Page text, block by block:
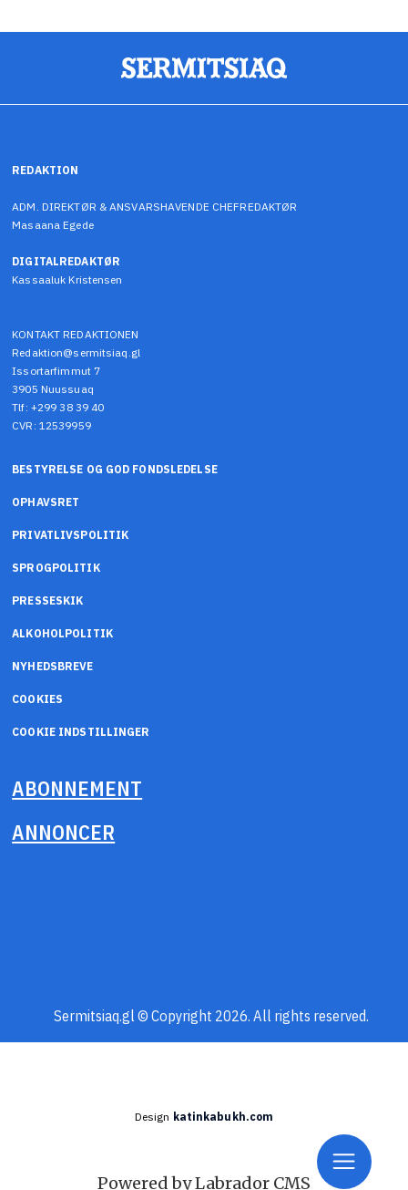
REDAKTION
ADM. DIREKTØR & ANSVARSHAVENDE CHEFREDAKTØR
Masaana Egede
DIGITALREDAKTØR
Kassaaluk Kristensen
KONTAKT REDAKTIONEN
Redaktion@sermitsiaq.gl
Issortarfimmut 7
3905 Nuussuaq
Tlf: +299 38 39 40
CVR: 12539959
BESTYRELSE OG GOD FONDSLEDELSE
OPHAVSRET
PRIVATLIVSPOLITIK
SPROGPOLITIK
PRESSESKIK
ALKOHOLPOLITIK
NYHEDSBREVE
COOKIES
COOKIE INDSTILLINGER
ABONNEMENT
ANNONCER
Sermitsiaq.gl © Copyright 2026. All rights reserved.
Design katinkabukh.com
Powered by Labrador CMS